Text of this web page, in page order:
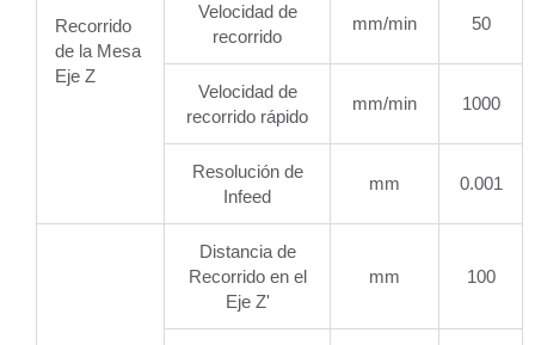
Recorrido
de la Mesa
Eje Z
Velocidad de
recorrido
mm/min 50
Velocidad de
recorrido rápido
mm/min 1000
Resolución de
Infeed
mm 0.001
Distancia de
Recorrido en el
Eje Z'
mm 100